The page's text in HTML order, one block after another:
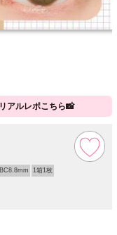
リアルレポこちら📸
BC8.8mm 1箱1枚